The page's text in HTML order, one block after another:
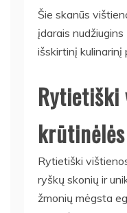
Šie skanūs
įdarais nudžiugins
išskirtinį kulinarinį
Rytietiški
Rytietiški
ryškų skonių ir
žmonių mėgsta